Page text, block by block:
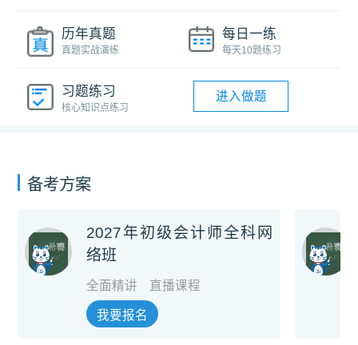
历年真题
真题实战演练
每日一练
每天10题练习
习题练习
核心知识点练习
进入做题
备考方案
2027年初级会计师全科网
络班
全面精讲 直播课程
我要报名